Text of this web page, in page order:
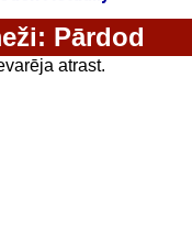
Pārdod
atrast.